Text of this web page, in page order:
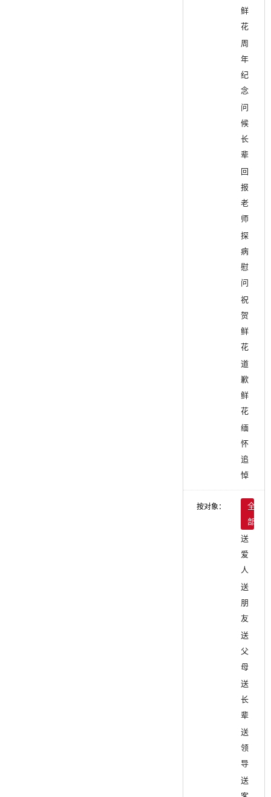
鲜
花
周
年
纪
念
问
候
长
辈
回
报
老
师
探
病
慰
问
祝
贺
鲜
花
道
歉
鲜
花
缅
怀
追
悼
按对象：
全
部
送
爱
人
送
朋
友
送
父
母
送
长
辈
送
领
导
送